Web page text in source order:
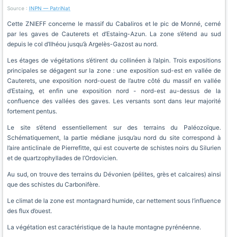
Source : INPN — PatriNat
Cette ZNIEFF concerne le massif du Cabaliros et le pic de Monné, cerné
par les gaves de Cauterets et d’Estaing-Azun. La zone s’étend au sud
depuis le col d’Ilhéou jusqu’à Argelès-Gazost au nord.
Les étages de végétations s’étirent du collinéen à l’alpin. Trois expositions
principales se dégagent sur la zone : une exposition sud-est en vallée de
Cauterets, une exposition nord-ouest de l’autre côté du massif en vallée
d’Estaing, et enfin une exposition nord - nord-est au-dessus de la
confluence des vallées des gaves. Les versants sont dans leur majorité
fortement pentus.
Le site s’étend essentiellement sur des terrains du Paléozoïque.
Schématiquement, la partie médiane jusqu’au nord du site correspond à
l’aire anticlinale de Pierrefitte, qui est couverte de schistes noirs du Silurien
et de quartzophyllades de l’Ordovicien.
Au sud, on trouve des terrains du Dévonien (pélites, grès et calcaires) ainsi
que des schistes du Carbonifère.
Le climat de la zone est montagnard humide, car nettement sous l’influence
des flux d’ouest.
La végétation est caractéristique de la haute montagne pyrénéenne.